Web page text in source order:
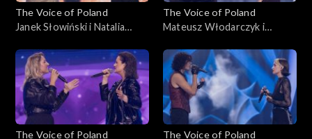
The Voice of Poland
Janek Słowiński i Natalia
Seen the Rain”, „The Voice of
Poland”, Bitwy, 25
października 2025
The Voice of Poland
Mateusz Włodarczyk i
„The Voice of Poland”, Bitwy,
25 października 2025
The Voice of Poland The Voice of Poland